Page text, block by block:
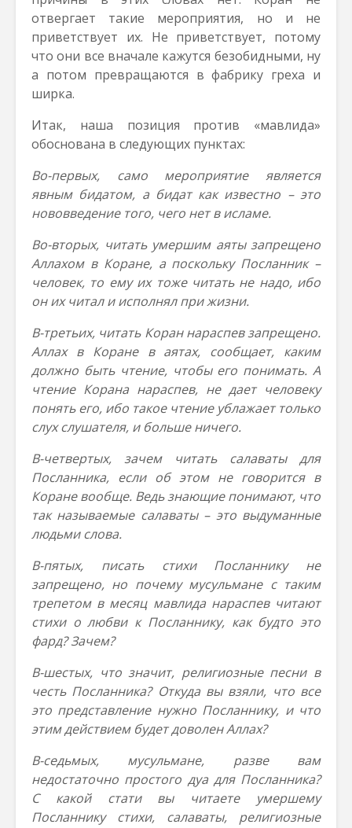
отвергает такие мероприятия, но и не
приветствует их. Не приветствует, потому
что они все вначале кажутся безобидными, ну
а потом превращаются в фабрику греха и
ширка.
Итак, наша позиция против «мавлида»
обоснована в следующих пунктах:
Во-первых, само мероприятие является
явным бидатом, а бидат как известно – это
нововведение того, чего нет в исламе.
Во-вторых, читать умершим аяты запрещено
Аллахом в Коране, а поскольку Посланник –
человек, то ему их тоже читать не надо, ибо
он их читал и исполнял при жизни.
В-третьих, читать Коран нараспев запрещено.
Аллах в Коране в аятах, сообщает, каким
должно быть чтение, чтобы его понимать. А
чтение Корана нараспев, не дает человеку
понять его, ибо такое чтение ублажает только
слух слушателя, и больше ничего.
В-четвертых, зачем читать салаваты для
Посланника, если об этом не говорится в
Коране вообще. Ведь знающие понимают, что
так называемые салаваты – это выдуманные
людьми слова.
В-пятых, писать стихи Посланнику не
запрещено, но почему мусульмане с таким
трепетом в месяц мавлида нараспев читают
стихи о любви к Посланнику, как будто это
фард? Зачем?
В-шестых, что значит, религиозные песни в
честь Посланника? Откуда вы взяли, что все
это представление нужно Посланнику, и что
этим действием будет доволен Аллах?
В-седьмых, мусульмане, разве вам
недостаточно простого дуа для Посланника?
С какой стати вы читаете умершему
Посланнику стихи, салаваты, религиозные